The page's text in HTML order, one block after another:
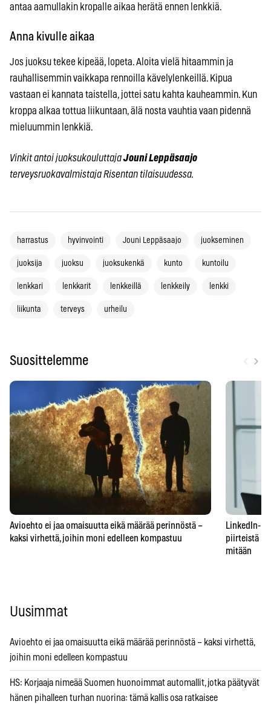
antaa aamullakin kropalle aikaa herätä ennen lenkkiä.
Anna kivulle aikaa
Jos juoksu tekee kipeää, lopeta. Aloita vielä hitaammin ja
rauhallisemmin vaikkapa rennoilla kävelylenkeillä. Kipua
vastaan ei kannata taistella, jottei satu kahta kauheammin. Kun
kroppa alkaa tottua liikuntaan, älä nosta vauhtia vaan pidennä
mieluummin lenkkiä.
Vinkit antoi juoksukouluttajaJouni Leppäsaajo
terveysruokavalmistaja Risentan tilaisuudessa.
harrastus hyvinvointi Jouni Leppäsaajo juokseminen
juoksija juoksu juoksukenkä kunto kuntoilu
lenkkari lenkkarit lenkkeillä lenkkeily lenkki
liikunta terveys urheilu
Suosittelemme ›
Avioehto ei jaa omaisuutta eikä määrää perinnöstä –
kaksi virhettä, joihin moni edelleen kompastuu
LinkedIn-
piirteistä –
mitään
Uusimmat
Avioehto ei jaa omaisuutta eikä määrää perinnöstä – kaksi virhettä,
joihin moni edelleen kompastuu
HS: Korjaaja nimeää Suomen huonoimmat automallit, jotka päätyvät
hänen pihalleen turhan nuorina: tämä kallis osa ratkaisee